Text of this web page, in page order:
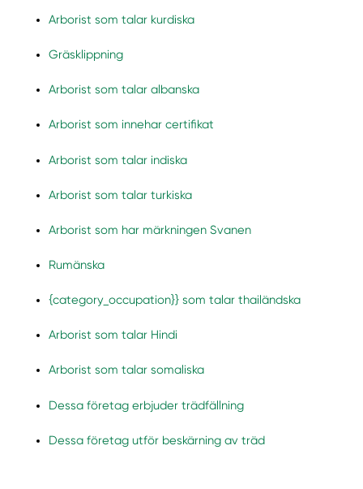
Arborist som talar kurdiska
Gräsklippning
Arborist som talar albanska
Arborist som innehar certifikat
Arborist som talar indiska
Arborist som talar turkiska
Arborist som har märkningen Svanen
Rumänska
{category_occupation}} som talar thailändska
Arborist som talar Hindi
Arborist som talar somaliska
Dessa företag erbjuder trädfällning
Dessa företag utför beskärning av träd